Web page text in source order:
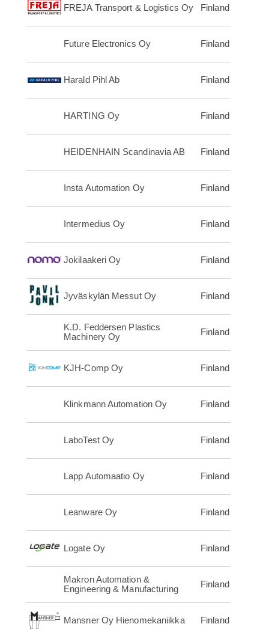
FREJA Transport & Logistics Oy Finland
Future Electronics Oy Finland
Harald Pihl Ab Finland
HARTING Oy Finland
HEIDENHAIN Scandinavia AB Finland
Insta Automation Oy Finland
Intermedius Oy Finland
Jokilaakeri Oy Finland
Jyväskylän Messut Oy Finland
K.D. Feddersen Plastics
Machinery Oy
Finland
KJH-Comp Oy Finland
Klinkmann Automation Oy Finland
LaboTest Oy Finland
Lapp Automaatio Oy Finland
Leanware Oy Finland
Logate Oy Finland
Makron Automation &
Engineering & Manufacturing
Finland
Mansner Oy Hienomekaniikka Finland